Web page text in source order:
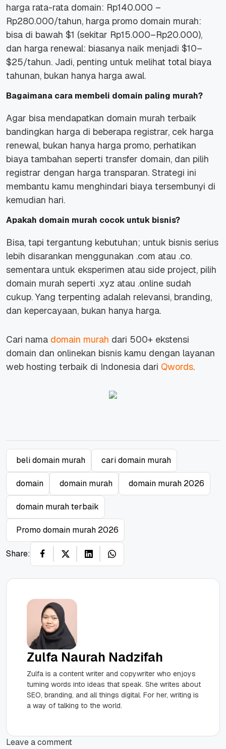
harga rata-rata domain: Rp140.000 –
Rp280.000/tahun, harga promo domain murah:
bisa di bawah $1 (sekitar Rp15.000–Rp20.000),
dan harga renewal: biasanya naik menjadi $10–
$25/tahun. Jadi, penting untuk melihat total biaya
tahunan, bukan hanya harga awal.
Bagaimana cara membeli domain paling murah?
Agar bisa mendapatkan domain murah terbaik
bandingkan harga di beberapa registrar, cek harga
renewal, bukan hanya harga promo, perhatikan
biaya tambahan seperti transfer domain, dan pilih
registrar dengan harga transparan. Strategi ini
membantu kamu menghindari biaya tersembunyi di
kemudian hari.
Apakah domain murah cocok untuk bisnis?
Bisa, tapi tergantung kebutuhan; untuk bisnis serius
lebih disarankan menggunakan .com atau .co.
sementara untuk eksperimen atau side project, pilih
domain murah seperti .xyz atau .online sudah
cukup. Yang terpenting adalah relevansi, branding,
dan kepercayaan, bukan hanya harga.
Cari nama domain murah dari 500+ ekstensi
domain dan onlinekan bisnis kamu dengan layanan
web hosting terbaik di Indonesia dari Qwords.
beli domain murah cari domain murah
domain domain murah domain murah 2026
domain murah terbaik
Promo domain murah 2026
Share:
Zulfa Naurah Nadzifah
Zulfa is a content writer and copywriter who enjoys
turning words into ideas that speak. She writes about
SEO, branding, and all things digital. For her, writing is
a way of talking to the world.
Leave a comment